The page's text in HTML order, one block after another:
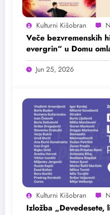
Kulturni Kišobran
Veče bezvremenskih
evergrin“ u Domu
25. juna
Jun 25, 2026
Kulturni Kišobran
Izložba „Devedesete,